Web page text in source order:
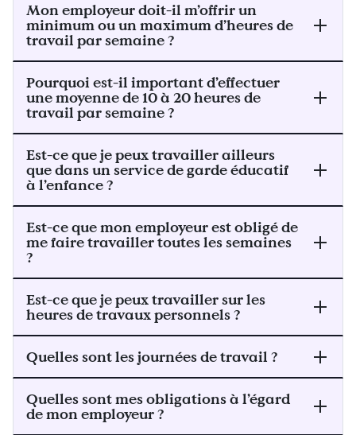
Mon employeur doit-il m’offrir un
minimum ou un maximum d’heures de
travail par semaine ?
Pourquoi est-il important d’effectuer
une moyenne de 10 à 20 heures de
travail par semaine ?
Est-ce que je peux travailler ailleurs
que dans un service de garde éducatif
à l’enfance ?
Est-ce que mon employeur est obligé de
me faire travailler toutes les semaines
?
Est-ce que je peux travailler sur les
heures de travaux personnels ?
Quelles sont les journées de travail ?
Quelles sont mes obligations à l’égard
de mon employeur ?